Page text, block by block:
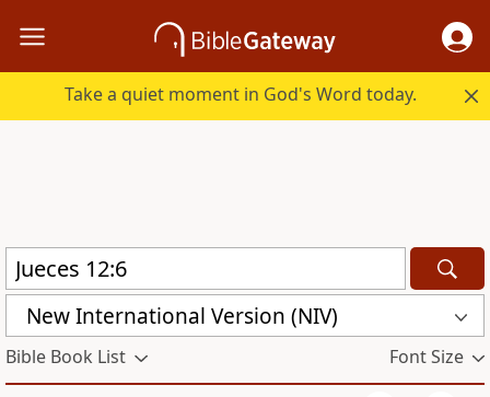
Take a quiet moment in God's Word today.
New International Version (NIV)
Bible Book List Font Size